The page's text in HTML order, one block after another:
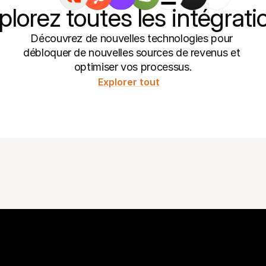
toutes les
Découvrez de nouvelles technologies pour
débloquer de nouvelles sources de revenus et
optimiser vos processus.
Explorer tout